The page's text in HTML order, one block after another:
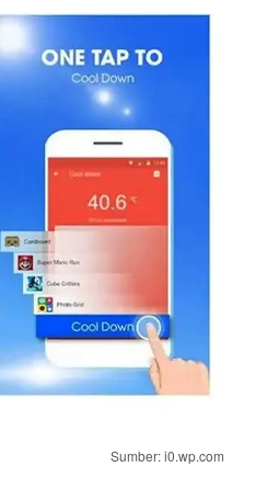
Sumber: i0.wp.com